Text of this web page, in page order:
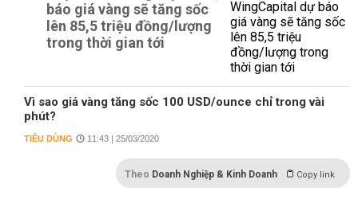
báo giá vàng sẽ tăng sốc
lên 85,5 triệu đồng/lượng
trong thời gian tới
Vì sao giá vàng tăng sốc 100 USD/ounce chỉ trong vài
phút?
TIÊU DÙNG 11:43 | 25/03/2020
Theo Doanh Nghiệp & Kinh Doanh Copy link